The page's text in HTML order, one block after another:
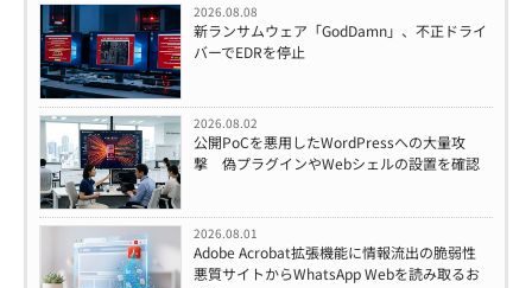
2026.08.08
新ランサムウェア「GodDamn」、不正ドライ
バーでEDRを停止
2026.08.02
公開PoCを悪用したWordPressへの大量攻
撃 偽プラグインやWebシェルの設置を確認
2026.08.01
Adobe Acrobat拡張機能に情報流出の脆弱性
悪質サイトからWhatsApp Webを読み取るお